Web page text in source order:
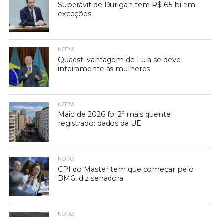
Superávit de Durigan tem R$ 65 bi em
exceções
NOTAS
Quaest: vantagem de Lula se deve
inteiramente às mulheres
NOTAS
Maio de 2026 foi 2º mais quente
registrado: dados da UE
NOTAS
CPI do Master tem que começar pelo
BMG, diz senadora
NOTAS